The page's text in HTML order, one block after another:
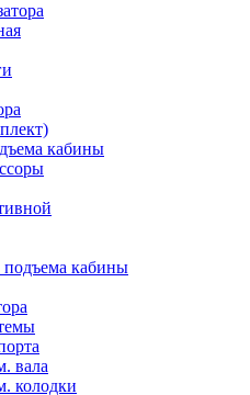
кабины
кабины
вала
колодки